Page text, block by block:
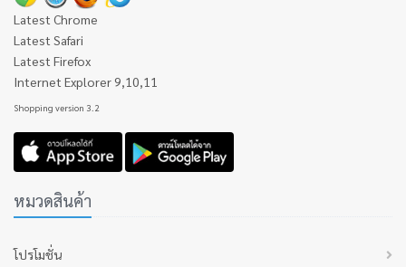
Latest Chrome
Latest Safari
Latest Firefox
Internet Explorer 9,10,11
Shopping version 3.2
หมวดสินค้า
โปรโมชั่น